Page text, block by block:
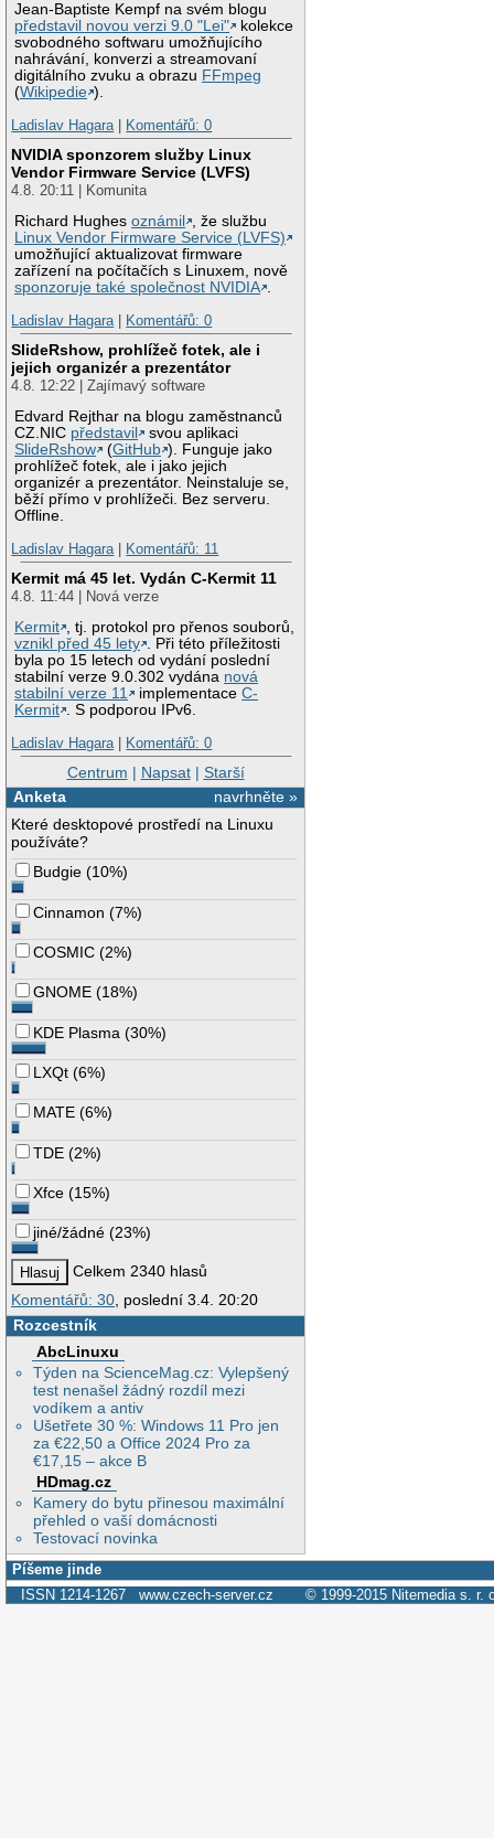
Jean-Baptiste Kempf na svém blogu
představil novou verzi 9.0 "Lei"
kolekce
svobodného softwaru umožňujícího
nahrávání, konverzi a streamovaní
digitálního zvuku a obrazu FFmpeg
(Wikipedie ).
Ladislav Hagara| Komentářů: 0
NVIDIA sponzorem služby Linux
Vendor Firmware Service (LVFS)
4.8. 20:11 | Komunita
Richard Hughesoznámil
, že službu
Linux Vendor Firmware Service (LVFS)
umožňující aktualizovat firmware
zařízení na počítačích s Linuxem, nově
sponzoruje také společnost NVIDIA .
Ladislav Hagara| Komentářů: 0
SlideRshow, prohlížeč fotek, ale i
jejich organizér a prezentátor
4.8. 12:22 | Zajímavý software
Edvard Rejthar na blogu zaměstnanců
CZ.NIC představil
svou aplikaci
SlideRshow
(GitHub ). Funguje jako
prohlížeč fotek, ale i jako jejich
organizér a prezentátor. Neinstaluje se,
běží přímo v prohlížeči. Bez serveru.
Offline.
Ladislav Hagara| Komentářů: 11
Kermit má 45 let. Vydán C-Kermit 11
4.8. 11:44 | Nová verze
Kermit , tj. protokol pro přenos souborů,
vznikl před 45 lety . Při této příležitosti
byla po 15 letech od vydání poslední
stabilní verze 9.0.302 vydána nová
stabilní verze 11
implementaceC-
Kermit . S podporou IPv6.
Ladislav Hagara| Komentářů: 0
Centrum | Napsat| Starší
navrhněte »
Anketa
Které desktopové prostředí na Linuxu
používáte?
Budgie (10%)
Cinnamon (7%)
COSMIC (2%)
GNOME (18%)
KDE Plasma (30%)
LXQt (6%)
MATE (6%)
TDE (2%)
Xfce (15%)
jiné/žádné (23%)
Celkem 2340 hlasů
Komentářů: 30 , poslední 3.4. 20:20
Rozcestník
AbcLinuxu
Týden na ScienceMag.cz: Vylepšený
test nenašel žádný rozdíl mezi
vodíkem a antiv
Ušetřete 30 %: Windows 11 Pro jen
za €22,50 a Office 2024 Pro za
€17,15 – akce B
HDmag.cz
Kamery do bytu přinesou maximální
přehled o vaší domácnosti
Testovací novinka
Píšeme jinde
ISSN 1214-1267 www.czech-server.cz © 1999-2015 Nitemedia s. r.